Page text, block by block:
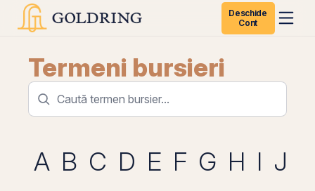
Deschide
Cont
Termeni bursieri
A B C D E F G H I J